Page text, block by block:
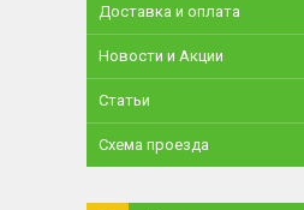
Доставка и оплата
Новости и Акции
Статьи
Схема проезда